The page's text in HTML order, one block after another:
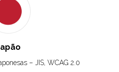
– JIS, WCAG 2.0